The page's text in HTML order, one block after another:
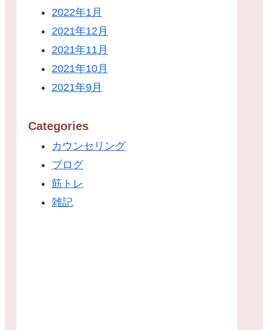
2022年1月
2021年12月
2021年11月
2021年10月
2021年9月
Categories
カウンセリング
ブログ
筋トレ
雑記